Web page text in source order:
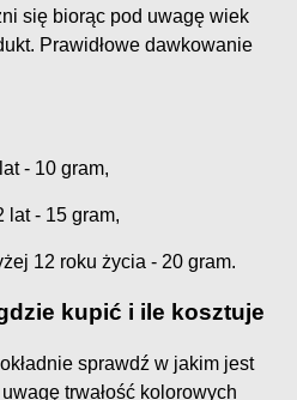
się biorąc pod uwagę wiek
Prawidłowe dawkowanie
- 10 gram,
lat - 15 gram,
12 roku życia - 20 gram.
kupić i ile kosztuje
sprawdź w jakim jest
trwałość kolorowych